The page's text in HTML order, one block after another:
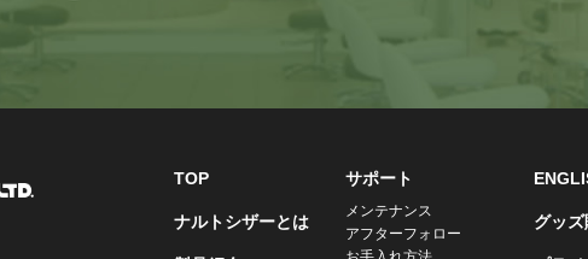
TOP
ナルトシザーとは
サポート
メンテナンス
アフターフォロー
グッ